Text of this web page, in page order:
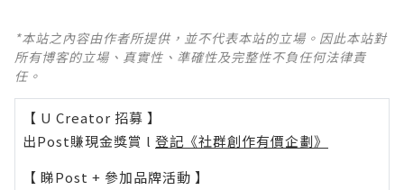
*本站之內容由作者所提供，並不代表本站的立場。因此本站對
所有博客的立場、真實性、準確性及完整性不負任何法律責
任。
【 U Creator 招募 】
出Post賺現金獎賞 l 登記《社群創作有價企劃》
【 睇Post + 參加品牌活動 】